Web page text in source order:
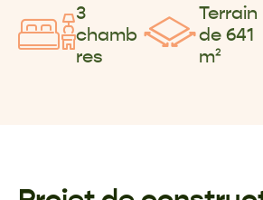
3
chamb
res
Terrain
de 641
m²